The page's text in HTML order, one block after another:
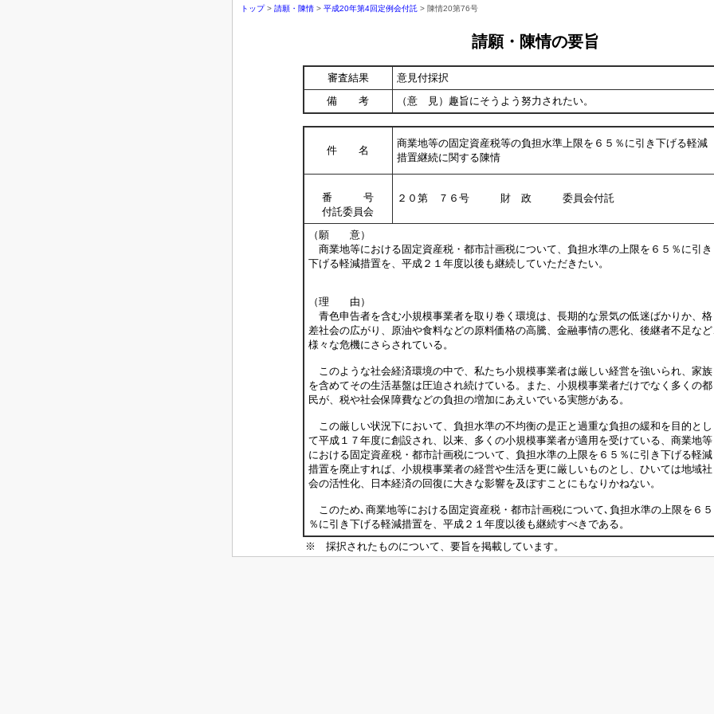
トップ> 請願・陳情 > 平成20年第4回定例会付託 > 陳情20第76号
請願・陳情の要旨
審査結果
意見付採択
備 考
（意 見）趣旨にそうよう努力されたい。
件 名
商業地等の固定資産税等の負担水準上限を６５％に引き下げる軽減
措置継続に関する陳情
番 号
付託委員会
２０第 ７６号 財 政 委員会付託
（願 意）
商業地等における固定資産税・都市計画税について、負担水準の上限を６５％に引き
下げる軽減措置を、平成２１年度以後も継続していただきたい。
（理 由）
青色申告者を含む小規模事業者を取り巻く環境は、長期的な景気の低迷ばかりか、格
差社会の広がり、原油や食料などの原料価格の高騰、金融事情の悪化、後継者不足など
様々な危機にさらされている。
このような社会経済環境の中で、私たち小規模事業者は厳しい経営を強いられ、家族
を含めてその生活基盤は圧迫され続けている。また、小規模事業者だけでなく多くの都
民が、税や社会保障費などの負担の増加にあえいでいる実態がある。
この厳しい状況下において、負担水準の不均衡の是正と過重な負担の緩和を目的とし
て平成１７年度に創設され、以来、多くの小規模事業者が適用を受けている、商業地等
における固定資産税・都市計画税について、負担水準の上限を６５％に引き下げる軽減
措置を廃止すれば、小規模事業者の経営や生活を更に厳しいものとし、ひいては地域社
会の活性化、日本経済の回復に大きな影響を及ぼすことにもなりかねない。
このため､商業地等における固定資産税・都市計画税について､負担水準の上限を６５
％に引き下げる軽減措置を、平成２１年度以後も継続すべきである。
※ 採択されたものについて、要旨を掲載しています。